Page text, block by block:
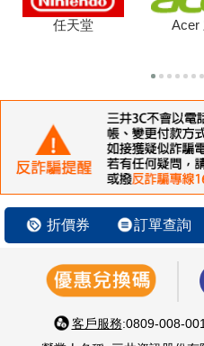
任天堂 Acer
折價券 訂單查詢
客戶服務:0809-008-